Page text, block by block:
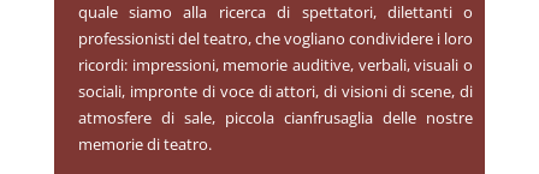
quale siamo alla ricerca di spettatori, dilettanti o
professionisti del teatro, che vogliano condividere i loro
ricordi: impressioni, memorie auditive, verbali, visuali o
sociali, impronte di voce di attori, di visioni di scene, di
atmosfere di sale, piccola cianfrusaglia delle nostre
memorie di teatro.